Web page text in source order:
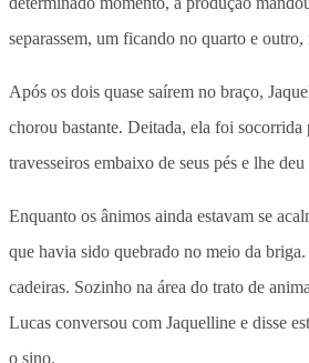
separassem, um ficando no quarto e outro,
Após os dois quase saírem no braço,
chorou bastante. Deitada, ela foi
travesseiros embaixo de seus pés e lhe
Enquanto os ânimos ainda estavam se
que havia sido quebrado no meio da
cadeiras. Sozinho na área do trato de
Lucas conversou com Jaquelline e disse
o sino.